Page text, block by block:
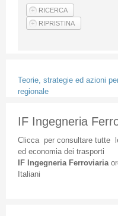
Articoli
Teorie, strategie ed azioni
regionale
IF Ingegneria
Cliccaper consultare tutte
ed economia dei trasporti
IF Ingegneria Ferroviaria
Italiani